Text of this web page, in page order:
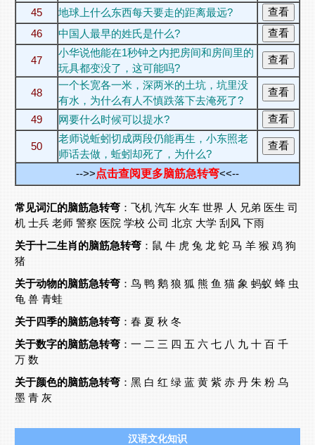
45
地球上什么东西每天要走的距离最远?
46
中国人最早的姓氏是什么?
47
小华说他能在1秒钟之内把房间和房间里的
玩具都变没了，这可能吗?
48
一个长宽各一米，深两米的土坑，坑里没
有水，为什么有人不慎跌落下去淹死了?
49
网要什么时候可以提水?
50
老师说蚯蚓切成两段仍能再生，小东照老
师话去做，蚯蚓却死了，为什么?
-->>点击查阅更多脑筋急转弯<<--
常见词汇的脑筋急转弯：飞机 汽车 火车 世界 人 兄弟 医生 司
机 士兵 老师 警察 医院 学校 公司 北京 大学 刮风 下雨
关于十二生肖的脑筋急转弯：鼠 牛 虎 兔 龙 蛇 马 羊 猴 鸡 狗
猪
关于动物的脑筋急转弯：鸟 鸭 鹅 狼 狐 熊 鱼 猫 象 蚂蚁 蜂 虫
龟 兽 青蛙
关于四季的脑筋急转弯：春 夏 秋 冬
关于数字的脑筋急转弯：一 二 三 四 五 六 七 八 九 十 百 千
万 数
关于颜色的脑筋急转弯：黑 白 红 绿 蓝 黄 紫 赤 丹 朱 粉 乌
墨 青 灰
汉语文化知识